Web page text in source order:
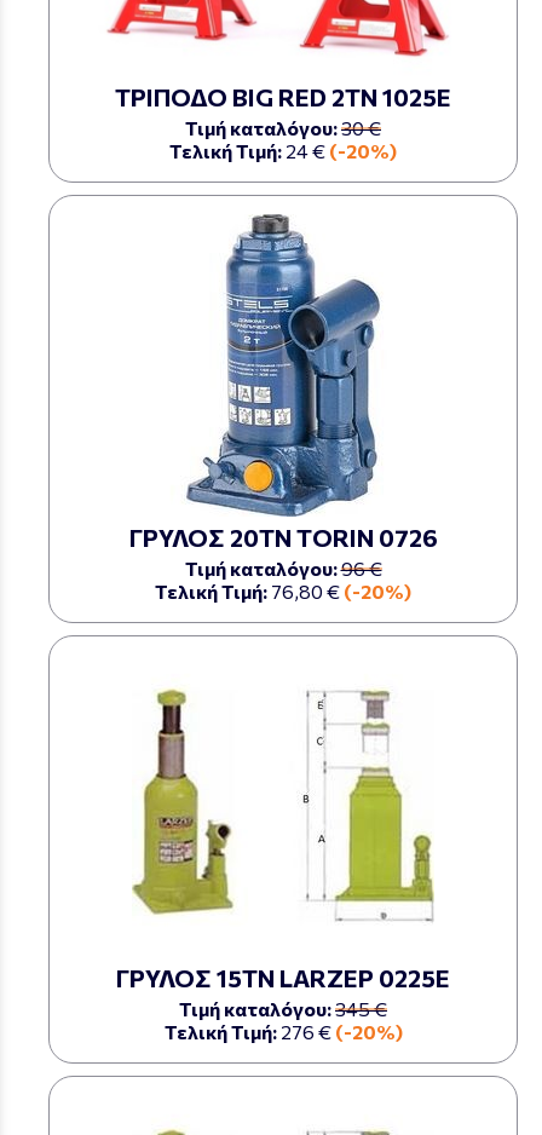
ΤΡΙΠΟΔΟ BIG RED 2ΤΝ 1025Ε
Τιμή καταλόγου:30 €
Τελική Τιμή: 24 € (-20%)
ΓΡΥΛΟΣ 20ΤΝ TORIN 0726
Τιμή καταλόγου:96 €
Τελική Τιμή: 76,80 € (-20%)
ΓΡΥΛΟΣ 15ΤΝ LARZEP 0225Ε
Τιμή καταλόγου:345 €
Τελική Τιμή: 276 € (-20%)